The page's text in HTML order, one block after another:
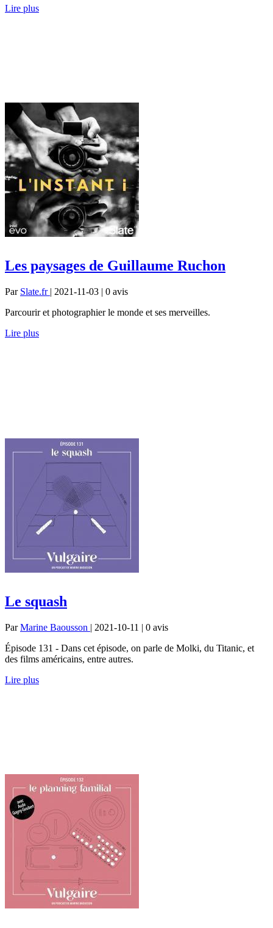
Lire plus
Les paysages de Guillaume Ruchon
Par Slate.fr | 2021-11-03 | 0 avis
Parcourir et photographier le monde et ses merveilles.
Lire plus
Le squash
ParMarine Baousson | 2021-10-11 | 0 avis
Épisode 131 - Dans cet épisode, on parle de Molki, du Titanic, et
des films américains, entre autres.
Lire plus